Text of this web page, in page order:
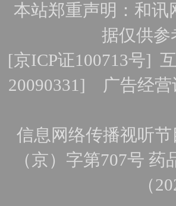
本站郑重声明：和讯
据仅供参
[京ICP证100713号]
20090331] 广告经营
信息网络传播视听
（京）字第707号 药
（